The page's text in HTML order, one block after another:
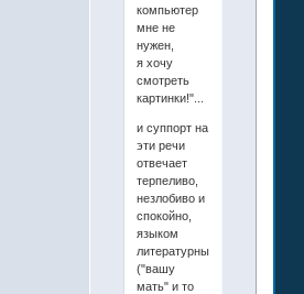
компьютер
мне не
нужен,
я хочу
смотреть
картинки!"...
и суппорт на
эти речи
отвечает
терпеливо,
незлобиво и
спокойно,
языком
литературным
("вашу
мать" и то